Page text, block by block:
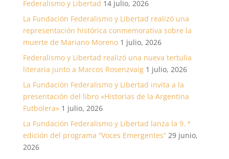
Federalismo y Libertad 14 julio, 2026
La Fundación Federalismo y Libertad realizó una
representación histórica conmemorativa sobre la
muerte de Mariano Moreno 1 julio, 2026
Federalismo y Libertad realizó una nueva tertulia
literaria junto a Marcos Rosenzvaig 1 julio, 2026
La Fundación Federalismo y Libertad invita a la
presentación del libro «Historias de la Argentina
Futbolera» 1 julio, 2026
La Fundación Federalismo y Libertad lanza la 9. ª
edición del programa “Voces Emergentes” 29 junio,
2026